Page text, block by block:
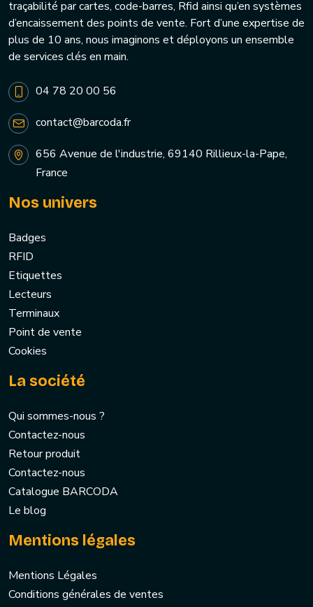
traçabilité par cartes, code-barres, Rfid ainsi qu’en systèmes
d’encaissement des points de vente. Fort d’une expertise de
plus de 10 ans, nous imaginons et déployons un ensemble
de services clés en main.
04 78 20 00 56
contact@barcoda.fr
656 Avenue de l'industrie, 69140 Rillieux-la-Pape,
France
Nos univers
Badges
RFID
Etiquettes
Lecteurs
Terminaux
Point de vente
Cookies
La société
Qui sommes-nous ?
Contactez-nous
Retour produit
Contactez-nous
Catalogue BARCODA
Le blog
Mentions légales
Mentions Légales
Conditions générales de ventes